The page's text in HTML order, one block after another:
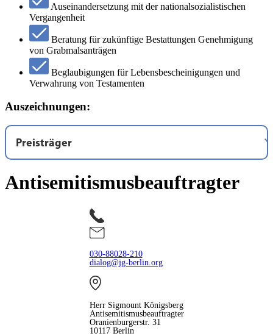
Auseinandersetzung mit der nationalsozialistischen
Vergangenheit
Beratung für zukünftige Bestattungen Genehmigung
von Grabmalsanträgen
Beglaubigungen für Lebensbescheinigungen und
Verwahrung von Testamenten
Auszeichnungen:
Preisträger
Siegfried Lenz
Irmgard von zur Mühlen
Edgar Hilsenrathund
Richard von Weizsäcker
undAsher Ben-Natan
Anna Elisabeth RosmusundBenjamin Ortmeyer
Antisemitismusbeauftragter
030-88028-210
dialog@jg-berlin.org
Herr Sigmount Königsberg
Antisemitismusbeauftragter
Oranienburgerstr. 31
10117 Berlin